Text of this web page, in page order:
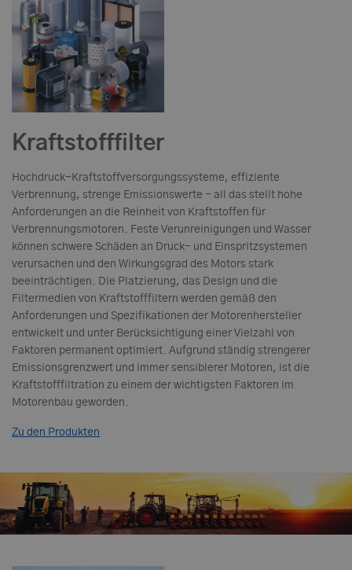
Kraftstofffilter
Hochdruck-Kraftstoffversorgungssysteme, effiziente
Verbrennung, strenge Emissionswerte - all das stellt hohe
Anforderungen an die Reinheit von Kraftstoffen für
Verbrennungsmotoren. Feste Verunreinigungen und Wasser
können schwere Schäden an Druck- und Einspritzsystemen
verursachen und den Wirkungsgrad des Motors stark
beeinträchtigen. Die Platzierung, das Design und die
Filtermedien von Kraftstofffiltern werden gemäß den
Anforderungen und Spezifikationen der Motorenhersteller
entwickelt und unter Berücksichtigung einer Vielzahl von
Faktoren permanent optimiert. Aufgrund ständig strengerer
Emissionsgrenzwert und immer sensiblerer Motoren, ist die
Kraftstofffiltration zu einem der wichtigsten Faktoren im
Motorenbau geworden.
Zu den Produkten